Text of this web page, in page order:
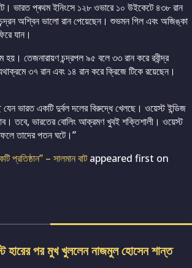
ভারত প্ৰথম ইনিংসে ১২৮ ওভারে ১০ উইকেটে ৪৩৮ রান
অশ্বিন ভালো রান পেয়েছেন। শুভমন গিল এবং অজিঙ্কা
যান।
তেজনারায়ণ চন্দ্রপল ৯৫ বলে ৩৩ রান করে রবীন্দ্র
৩৭ রান এবং ১৪ রান করে ক্রিজে টিকে রয়েছেন।
ভারত একটি দুর্বল দলের বিরুদ্ধে খেলছে। ওয়েস্ট ইন্ডিজ
তবে, ভারতের বোলিং আক্রমণ খুবই শক্তিশালী। ওয়েস্ট
ফলে তাদের পতন ঘটে।”
প্রতিষ্ঠান” – সালমান বাটappeared first on
হারের পর মুখ খুললেন নাজমুল হোসেন শান্ত